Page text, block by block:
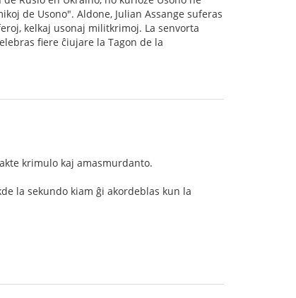
de Usono". Aldone, Julian Assange suferas
kelkaj usonaj militkrimoj. La senvorta
fiere ĉiujare la Tagon de la
krimulo kaj amasmurdanto.
la sekundo kiam ĝi akordeblas kun la